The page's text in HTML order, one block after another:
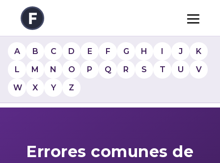
A B C D E F G H I J
K
L
M N O P Q R S T U
V
W
X Y Z
Errores comunes de